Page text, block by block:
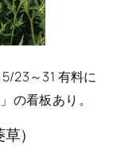
23～31 有料に
の看板あり。
）